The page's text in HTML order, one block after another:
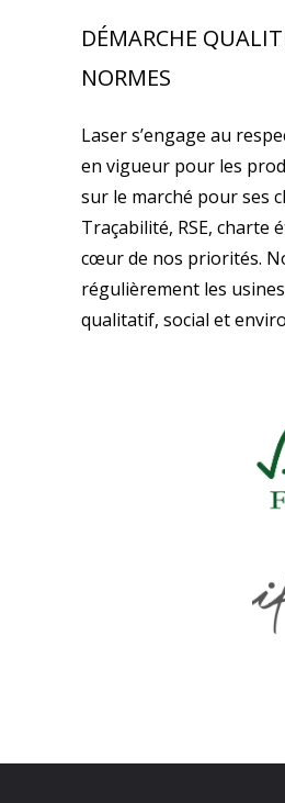
DÉMARCHE
NORMES
Laser s’engage au
en vigueur pour les
sur le marché pour ses
Traçabilité, RSE, charte
cœur de nos priorités.
régulièrement les
qualitatif, social et